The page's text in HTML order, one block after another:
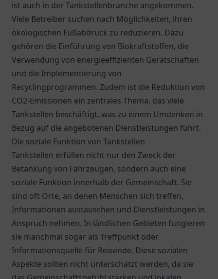
ist auch in der Tankstellenbranche angekommen.
Viele Betreiber suchen nach Möglichkeiten, ihren
ökologischen Fußabdruck zu reduzieren. Dazu
gehören die Einführung von Biokraftstoffen, die
Verwendung von energieeffizienten Gerätschaften
und die Implementierung von
Recyclingprogrammen. Zudem ist die Reduktion von
CO2-Emissionen ein zentrales Thema, das viele
Tankstellen beschäftigt, was zu einem Umdenken in
Bezug auf die angebotenen Dienstleistungen führt.
Die soziale Funktion von Tankstellen
Tankstellen erfüllen nicht nur den Zweck der
Betankung von Fahrzeugen, sondern auch eine
soziale Funktion innerhalb der Gemeinschaft. Sie
sind oft Orte, an denen Menschen sich treffen,
Informationen austauschen und Dienstleistungen in
Anspruch nehmen. In ländlichen Gebieten fungieren
sie manchmal sogar als Treffpunkt oder
Informationsquelle für Reisende. Diese sozialen
Aspekte sollten nicht unterschätzt werden, da sie